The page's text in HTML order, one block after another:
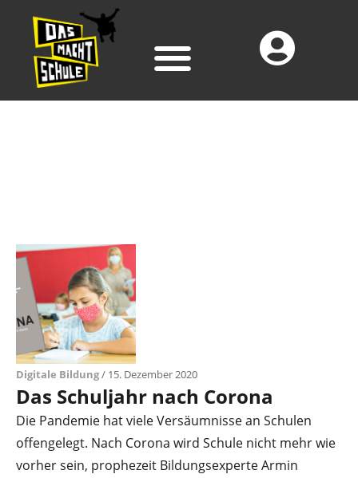
Digitale Bildung/ 15. Dezember 2020
Das Schuljahr nach Corona
Die Pandemie hat viele Versäumnisse an Schulen
offengelegt. Nach Corona wird Schule nicht mehr wie
vorher sein, prophezeit Bildungsexperte Armin